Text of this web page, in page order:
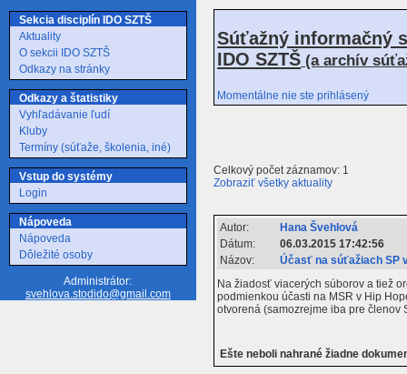
Sekcia disciplín IDO SZTŠ
Aktuality
O sekcii IDO SZTŠ
Odkazy na stránky
Odkazy a štatistiky
Vyhľadávanie ľudí
Kluby
Termíny (súťaže, školenia, iné)
Vstup do systémy
Login
Nápoveda
Nápoveda
Dôležité osoby
Administrátor:
svehlova.stodido@gmail.com
Súťažný informačný
IDO SZTŠ (a archív
Momentálne nie ste prihlásený
Celkový počet záznamov: 1
Zobraziť všetky aktuality
Autor:
Hana Švehlová
Dátum:
06.03.2015 17:42:56
Názov:
Účasť na súťažiach SP
Na žiadosť viacerých súborov a tiež
podmienkou účasti na MSR v Hip
otvorená (samozrejme iba pre členov
Ešte neboli nahrané žiadne